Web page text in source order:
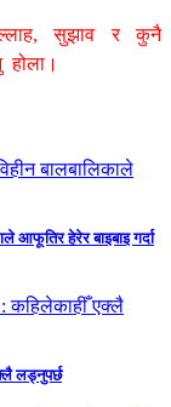
सल्लाह, सुझाव र कुनै
होला।
आफूतिर हेरेर बाइबाइ गर्दा
लड्नुपर्छ